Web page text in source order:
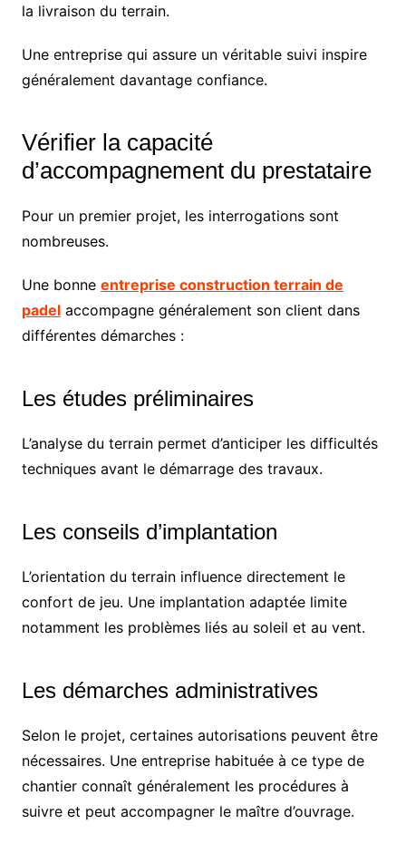
la livraison du terrain.
Une entreprise qui assure un véritable suivi inspire
généralement davantage confiance.
Vérifier la capacité
d’accompagnement du prestataire
Pour un premier projet, les interrogations sont
nombreuses.
Une bonne entreprise construction terrain de
padelaccompagne généralement son client dans
différentes démarches :
Les études préliminaires
L’analyse du terrain permet d’anticiper les difficultés
techniques avant le démarrage des travaux.
Les conseils d’implantation
L’orientation du terrain influence directement le
confort de jeu. Une implantation adaptée limite
notamment les problèmes liés au soleil et au vent.
Les démarches administratives
Selon le projet, certaines autorisations peuvent être
nécessaires. Une entreprise habituée à ce type de
chantier connaît généralement les procédures à
suivre et peut accompagner le maître d’ouvrage.